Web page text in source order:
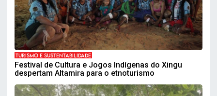
TURISMO E SUSTENTABILIDADE
Festival de Cultura e Jogos Indígenas do Xingu
despertam Altamira para o etnoturismo